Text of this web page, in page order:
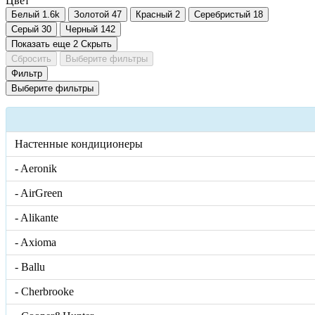
Белый 1.6k Золотой 47 Красный 2 Серебристый 18
Серый 30 Черный 142
Показать еще 2 Скрыть
Сбросить
Выберите фильтры
Фильтр
Выберите фильтры
Настенные кондиционеры
- Aeronik
- AirGreen
- Alikante
- Axioma
- Ballu
- Cherbrooke